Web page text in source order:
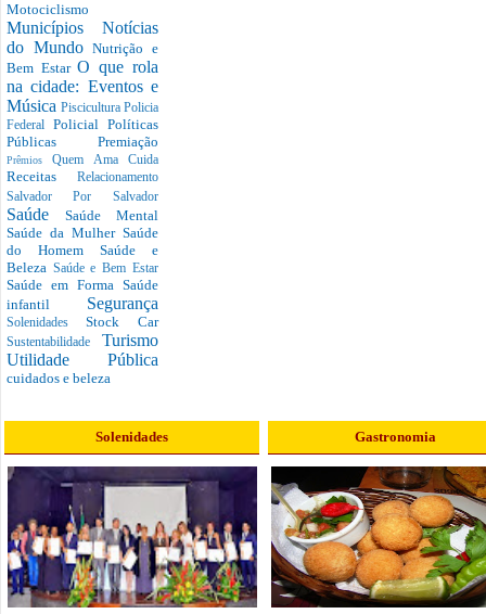
Motociclismo
Municípios Notícias
do MundoNutrição e
Bem EstarO que rola
na cidade: Eventos e
Música Piscicultura Policia
Federal Policial Políticas
Públicas Premiação
PrêmiosQuem Ama Cuida
Receitas Relacionamento
Salvador Por Salvador
Saúde Saúde Mental
Saúde da Mulher Saúde
do Homem Saúde e
Beleza Saúde e Bem Estar
Saúde em Forma Saúde
infantil Segurança
SolenidadesStock Car
Sustentabilidade Turismo
Utilidade Pública
cuidados e beleza
Solenidades Gastronomia